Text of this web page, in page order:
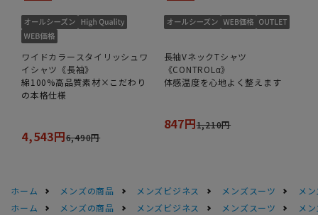
ワイドカラースタイリッシュワ
イシャツ《長袖》
綿100%高品質素材×こだわり
の本格仕様
4,543円6,490円
長袖VネックTシャツ
《CONTROLα》
体感温度を心地よく整えます
847円1,210円
ホーム メンズの商品 メンズビジネス メンズスーツ
メ
ホーム
メンズの商品 メンズビジネス メンズスーツ
メ